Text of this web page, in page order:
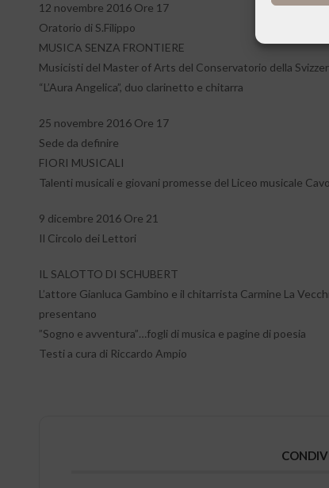
12 novembre 2016 Ore 17
Oratorio di S.Filippo
MUSICA SENZA FRONTIERE
Musicisti del Master of Arts del Conservatorio della
“L’Aura Angelica”, duo clarinetto e chitarra
25 novembre 2016 Ore 17
Sede da definire
FIORI MUSICALI
Talenti musicali e giovani promesse del Liceo musicale
9 dicembre 2016 Ore 21
Il Circolo dei Lettori
IL SALOTTO DI SCHUBERT
L’attore Gianluca Gambino e il chitarrista Carmine La
presentano
”Sogno e avventura”…fogli di musica e pagine di poesia
Testi a cura di Riccardo Ampio